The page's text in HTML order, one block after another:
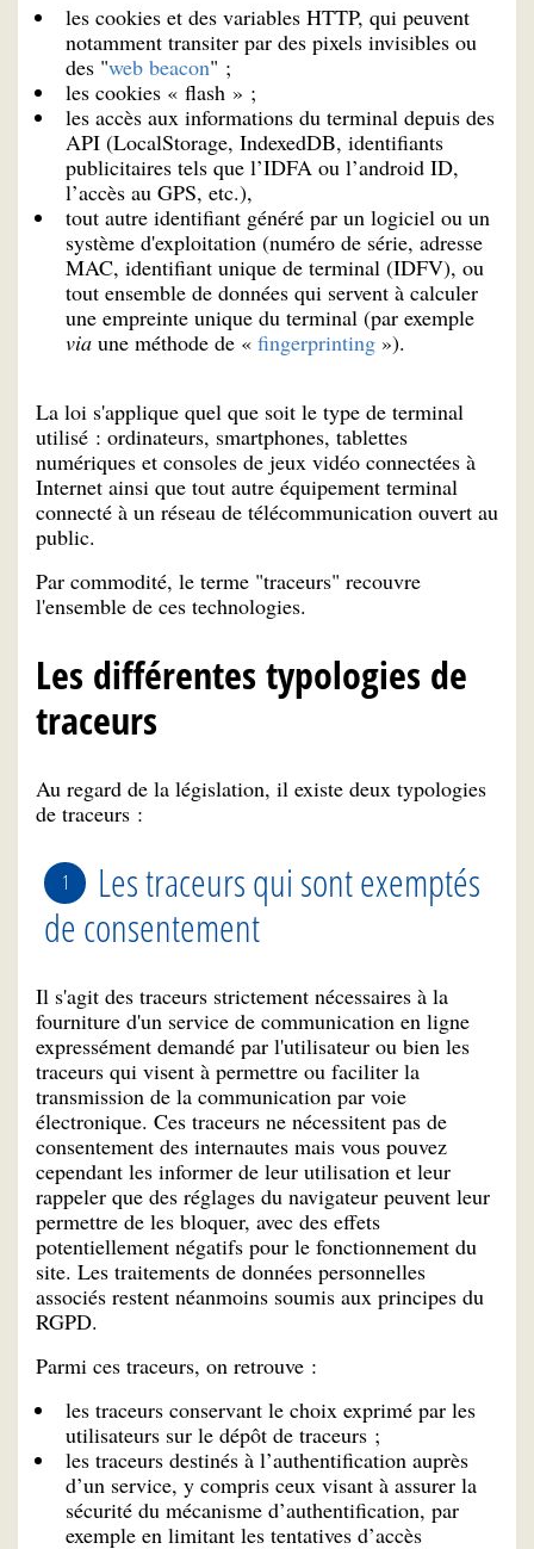
les cookies et des variables HTTP, qui peuvent
notamment transiter par des pixels invisibles ou
des "web beacon" ;
les cookies « flash » ;
les accès aux informations du terminal depuis des
API (LocalStorage, IndexedDB, identifiants
publicitaires tels que l’IDFA ou l’android ID,
l’accès au GPS, etc.),
tout autre identifiant généré par un logiciel ou un
système d'exploitation (numéro de série, adresse
MAC, identifiant unique de terminal (IDFV), ou
tout ensemble de données qui servent à calculer
une empreinte unique du terminal (par exemple
via une méthode de « fingerprinting »).
La loi s'applique quel que soit le type de terminal
utilisé : ordinateurs, smartphones, tablettes
numériques et consoles de jeux vidéo connectées à
Internet ainsi que tout autre équipement terminal
connecté à un réseau de télécommunication ouvert au
public.
Par commodité, le terme "traceurs" recouvre
l'ensemble de ces technologies.
Les différentes typologies de
traceurs
Au regard de la législation, il existe deux typologies
de traceurs :
Les traceurs qui sont exemptés
de consentement
Il s'agit des traceurs strictement nécessaires à la
fourniture d'un service de communication en ligne
expressément demandé par l'utilisateur ou bien les
traceurs qui visent à permettre ou faciliter la
transmission de la communication par voie
électronique. Ces traceurs ne nécessitent pas de
consentement des internautes mais vous pouvez
cependant les informer de leur utilisation et leur
rappeler que des réglages du navigateur peuvent leur
permettre de les bloquer, avec des effets
potentiellement négatifs pour le fonctionnement du
site. Les traitements de données personnelles
associés restent néanmoins soumis aux principes du
RGPD.
Parmi ces traceurs, on retrouve :
les traceurs conservant le choix exprimé par les
utilisateurs sur le dépôt de traceurs ;
les traceurs destinés à l’authentification auprès
d’un service, y compris ceux visant à assurer la
sécurité du mécanisme d’authentification, par
exemple en limitant les tentatives d’accès